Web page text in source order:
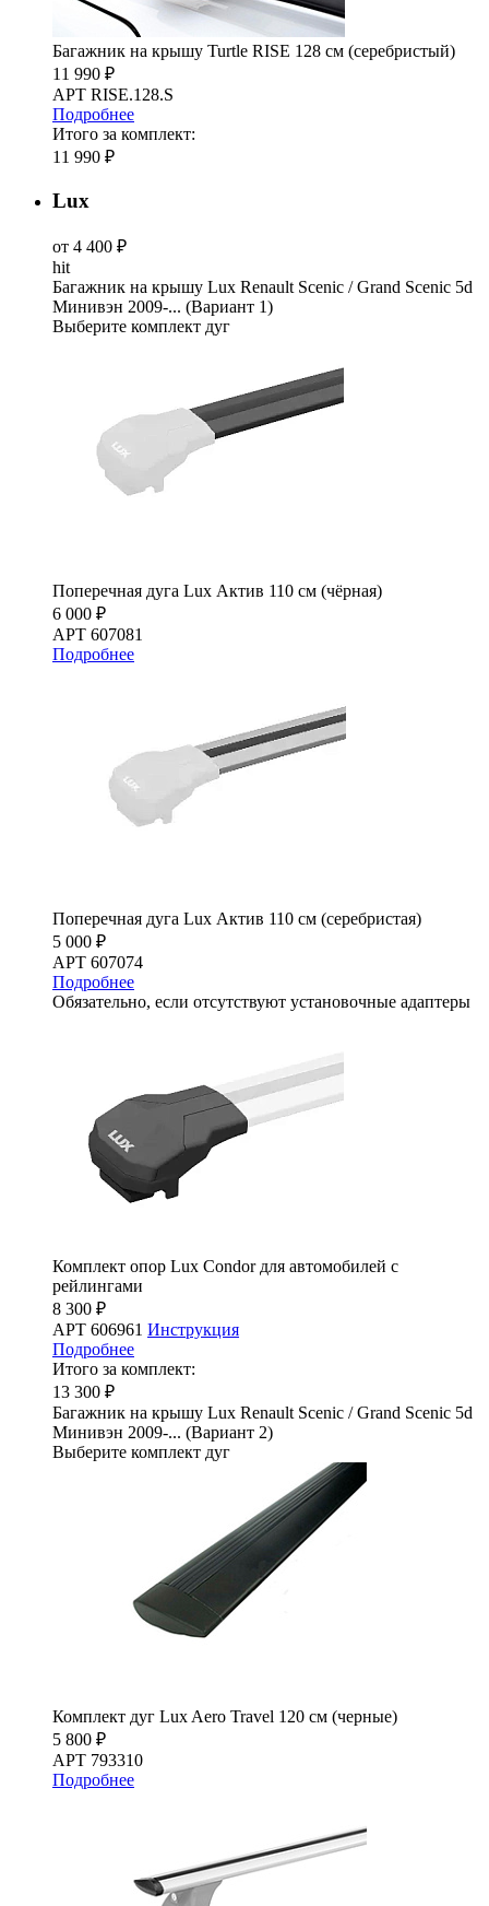
Багажник на крышу Turtle RISE 128 см (серебристый)
11 990 ₽
АРТ RISE.128.S
Подробнее
Итого за комплект:
11 990 ₽
Lux
от 4 400 ₽
hit
Багажник на крышу Lux Renault Scenic / Grand Scenic 5d
Минивэн 2009-... (Вариант 1)
Выберите комплект дуг
Поперечная дуга Lux Актив 110 см (чёрная)
6 000 ₽
АРТ 607081
Подробнее
Поперечная дуга Lux Актив 110 см (серебристая)
5 000 ₽
АРТ 607074
Подробнее
Обязательно, если отсутствуют установочные адаптеры
Комплект опор Lux Condor для автомобилей с
рейлингами
8 300 ₽
АРТ 606961 Инструкция
Подробнее
Итого за комплект:
13 300 ₽
Багажник на крышу Lux Renault Scenic / Grand Scenic 5d
Минивэн 2009-... (Вариант 2)
Выберите комплект дуг
Комплект дуг Lux Aero Travel 120 см (черные)
5 800 ₽
АРТ 793310
Подробнее